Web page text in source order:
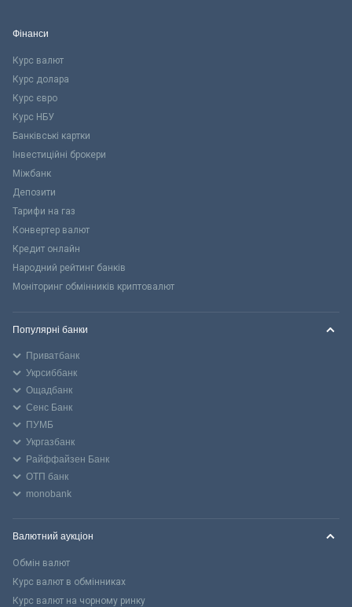
Фінанси
Курс валют
Курс долара
Курс євро
Курс НБУ
Банківські картки
Інвестиційні брокери
Міжбанк
Депозити
Тарифи на газ
Конвертер валют
Кредит онлайн
Народний рейтинг банків
Моніторинг обмінників криптовалют
Популярні банки
Приватбанк
Укрсиббанк
Ощадбанк
Сенс Банк
ПУМБ
Укргазбанк
Райффайзен Банк
ОТП банк
monobank
Валютний аукціон
Обмін валют
Курс валют в обмінниках
Курс валют на чорному ринку